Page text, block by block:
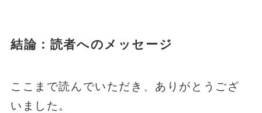
結論：読者へのメッセージ
ここまで読んでいただき、ありがとうござ
いました。